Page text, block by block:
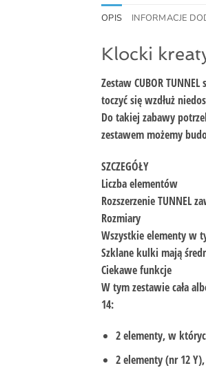
OPIS INFORMACJE
Klocki
Zestaw CUBOR
toczyć się wzdłuż
Do takiej zabawy
zestawem możemy
SZCZEGÓŁY
Liczba elementów
Rozszerzenie TUNNEL
Rozmiary
Wszystkie elementy w
Szklane kulki mają
Ciekawe funkcje
W tym zestawie cała
14:
2 elementy, w
2 elementy (nr 12